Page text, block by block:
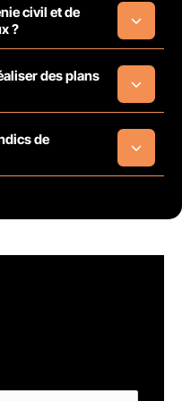
civil et de
?
des plans
de